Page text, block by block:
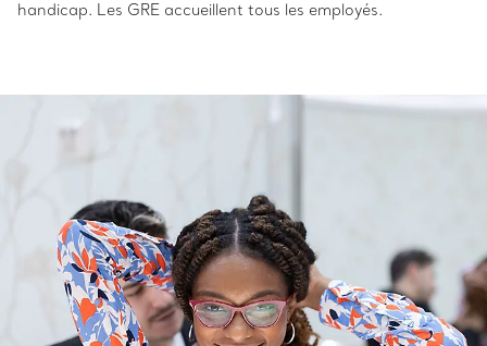
handicap. Les GRE accueillent tous les employés.